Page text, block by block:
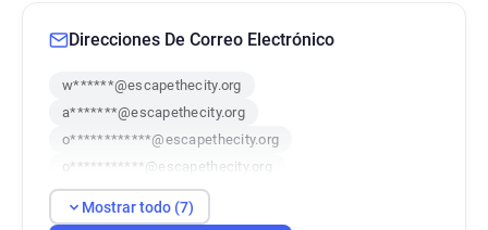
Direcciones De Correo Electrónico
w******@escapethecity.org
a*******@escapethecity.org
o************@escapethecity.org
o***********@escapethecity.org
m*********@escapethecity.org
v*******@escapethecity.org
Mostrar todo (7)